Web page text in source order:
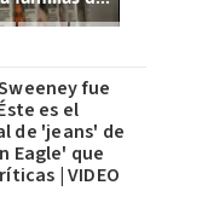
fue
es el
de 'jeans' de
Eagle' que
| VIDEO